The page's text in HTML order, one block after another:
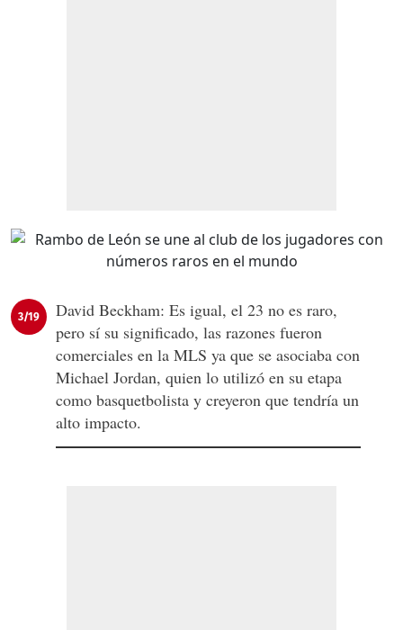
3/19
David Beckham: Es igual, el 23 no es raro,
pero sí su significado, las razones fueron
comerciales en la MLS ya que se asociaba con
Michael Jordan, quien lo utilizó en su etapa
como basquetbolista y creyeron que tendría un
alto impacto.